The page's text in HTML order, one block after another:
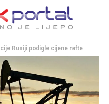
Rusiji podigle cijene nafte